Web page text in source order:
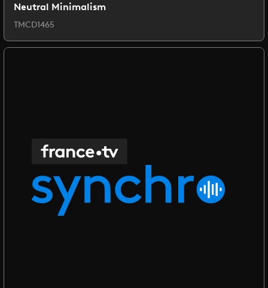
Neutral Minimalism
TMCD1465